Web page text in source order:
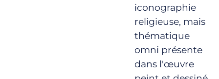
iconographie
religieuse, mais
thématique
omni présente
dans l'œuvre